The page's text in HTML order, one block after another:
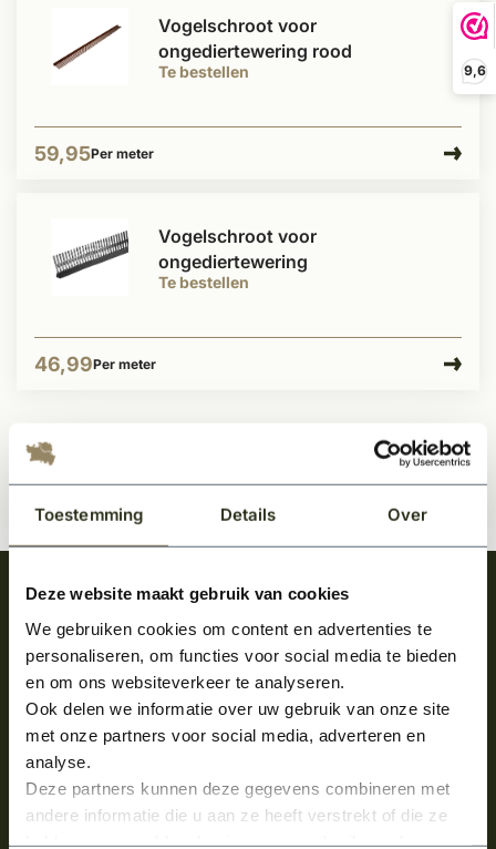
Toestemming Details Over
Deze website maakt gebruik van cookies
We gebruiken cookies om content en advertenties te
personaliseren, om functies voor social media te bieden
en om ons websiteverkeer te analyseren.
Ook delen we informatie over uw gebruik van onze site
met onze partners voor social media, adverteren en
analyse.
Deze partners kunnen deze gegevens combineren met
andere informatie die u aan ze heeft verstrekt of die ze
9,6
Te bestellen
Vogelschroot voor
ongediertewering rood
59,95Per meter
Te bestellen
Vogelschroot voor
ongediertewering
46,99Per meter
Meld je aan en ontvang het laatste nieuws
over onze kempische bouwstijl!
Aanmelden voor de nieuwsbrief